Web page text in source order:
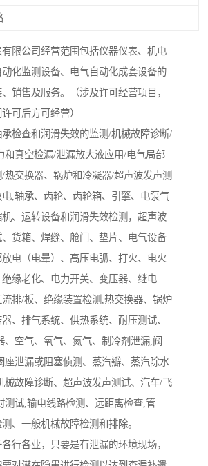
限公司经营范围包括仪器仪表、机电
化监测设备、电气自动化成套设备的
销售及服务。（涉及许可经营项目，
可后方可经营）
检查和润滑失效的监测/机械故障诊断/
和真空检漏/泄漏放大液应用/电气局部
热交换器、锅炉和冷凝器/超声波发声测
,轴承、齿轮、齿轮箱、引擎、电泵气
、运转设备和润滑失效检测，超声波
货箱、焊缝、舱门、垫片、电气设备
电（电晕）、高压电弧、打火、电火
缘老化、电力开关、变压器、继电
排/板、绝缘装置检测,热交换器、锅炉
、排气系统、供热系统、耐压测试、
、空气、氧气、氮气、制冷剂泄漏,阀
座泄漏或阻塞侦测、蒸汽瓣、蒸汽除水
械故障诊断、超声波发声测试、汽车/飞
测试,输电线路检测、远距离检查,管
、一般机械故障检测和排除。
行各业，只要是有泄漏的环境现场，